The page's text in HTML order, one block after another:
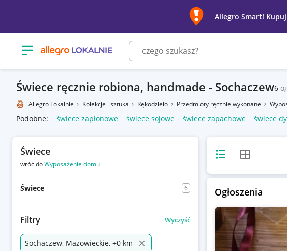
Allegro Smart!
Otwórz menu z kategoriami
Świece ręcznie robiona, handmade - Sochaczew6
Allegro Lokalnie Kolekcje i sztuka Rękodzieło Przedmioty ręcznie wykonane
Podobne: świece zapłonowe świece sojowe świece zapachowe świece
Świece
wróć doWyposażenie domu
Świece 6
Filtry Wyczyść
Sochaczew, Mazowieckie, +0 km
Widok listyWidok siatki
Ogłoszenia